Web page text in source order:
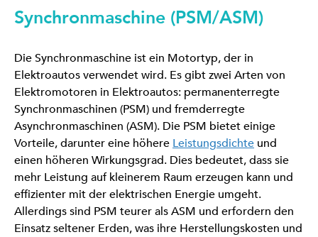
Synchronmaschine (PSM/ASM)
Die Synchronmaschine ist ein Motortyp, der in
Elektroautos verwendet wird. Es gibt zwei Arten von
Elektromotoren in Elektroautos: permanenterregte
Synchronmaschinen (PSM) und fremderregte
Asynchronmaschinen (ASM). Die PSM bietet einige
Vorteile, darunter eine höhere Leistungsdichte und
einen höheren Wirkungsgrad. Dies bedeutet, dass sie
mehr Leistung auf kleinerem Raum erzeugen kann und
effizienter mit der elektrischen Energie umgeht.
Allerdings sind PSM teurer als ASM und erfordern den
Einsatz seltener Erden, was ihre Herstellungskosten und